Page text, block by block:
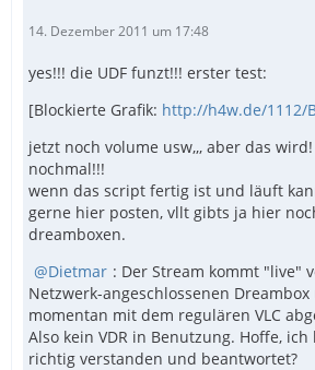
14. Dezember 2011 um 17:48
yes!!! die UDF funzt!!! erster test:
[Blockierte Grafik: http://h4w.de/1112/
jetzt noch volume usw,,, aber das
nochmal!!!
wenn das script fertig ist und läuft
gerne hier posten, vllt gibts ja hier
dreamboxen.
Dietmar : Der Stream kommt "live"
Netzwerk-angeschlossenen
momentan mit dem regulären VLC
Also kein VDR in Benutzung. Hoffe,
richtig verstanden und beantwortet?